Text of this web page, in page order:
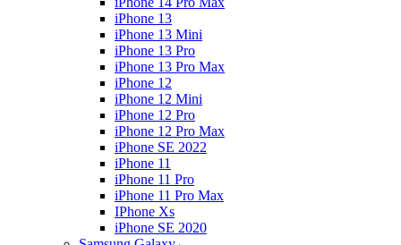
iPhone 13
iPhone 13 Mini
iPhone 13 Pro
iPhone 13 Pro Max
iPhone 12
iPhone 12 Mini
iPhone 12 Pro
iPhone 12 Pro Max
iPhone SE 2022
iPhone 11
iPhone 11 Pro
iPhone 11 Pro Max
IPhone Xs
iPhone SE 2020